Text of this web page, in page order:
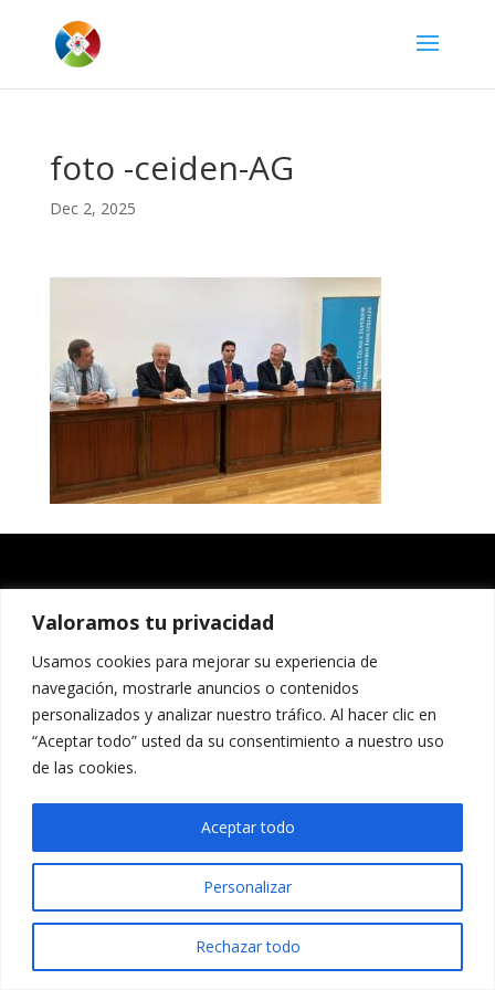
Valoramos tu privacidad
Usamos cookies para mejorar su experiencia de
navegación, mostrarle anuncios o contenidos
personalizados y analizar nuestro tráfico. Al hacer clic en
“Aceptar todo” usted da su consentimiento a nuestro uso
de las cookies.
Personalizar
Rechazar todo
Aceptar todo
foto -ceiden-AG
Dec 2, 2025